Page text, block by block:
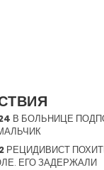
В БОЛЬНИЦЕ
РЕЦИДИВИСТ
ЕГО ЗАДЕРЖАЛИ